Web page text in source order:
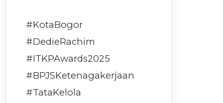
#KotaBogor
#DedieRachim
#ITKPAwards2025
#BPJSKetenagakerjaan
#TataKelola